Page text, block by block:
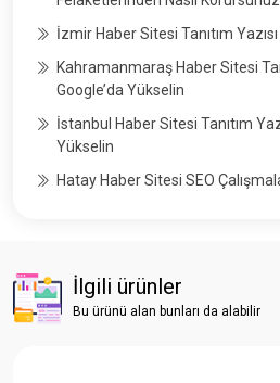
İzmir Haber Sitesi Tanıtım
Kahramanmaraş Haber Sitesi
Google’da Yükselin
İstanbul Haber Sitesi Tanıtım
Yükselin
Hatay Haber Sitesi SEO
İlgili ürünler
Bu ürünü alan bunları da alabilir